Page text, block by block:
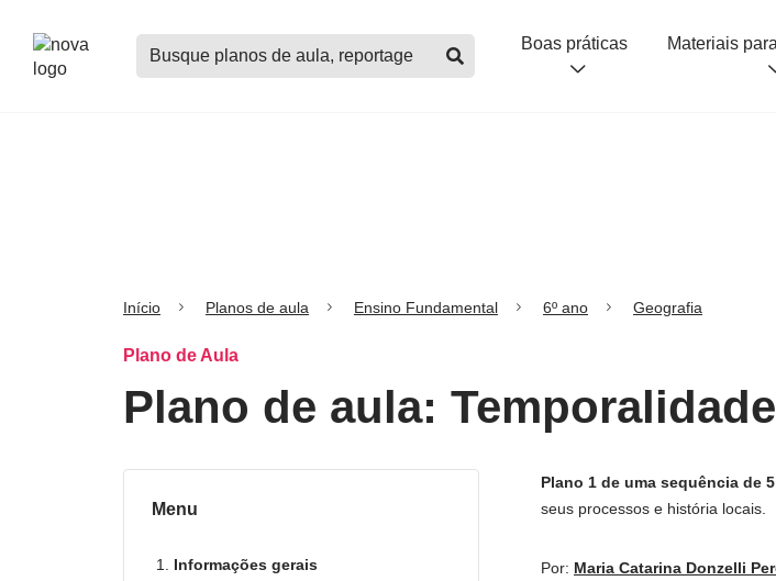
Buscar
planos
Boas práticas Materiais
Início Planos de aula Ensino Fundamental 6º ano Geografia
Plano de Aula
Plano de aula:
Menu
Informações gerais
Plano 1 de uma sequência de
seus processos e história locais.
Por: Maria Catarina Donzelli